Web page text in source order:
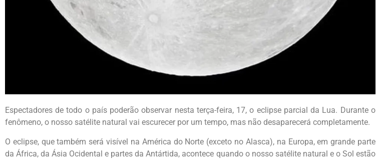
Espectadores de todo o país poderão observar nesta terça-feira, 17, o eclipse parcial da Lua. Durante o
fenômeno, o nosso satélite natural vai escurecer por um tempo, mas não desaparecerá completamente.
O eclipse, que também será visível na América do Norte (exceto no Alasca), na Europa, em grande parte
da África, da Ásia Ocidental e partes da Antártida, acontece quando o nosso satélite natural e o Sol estão